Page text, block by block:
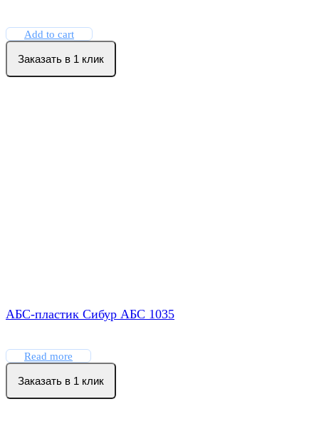
Add to cart
Заказать в 1 клик
АБС-пластик Сибур АБС 1035
Read more
Заказать в 1 клик